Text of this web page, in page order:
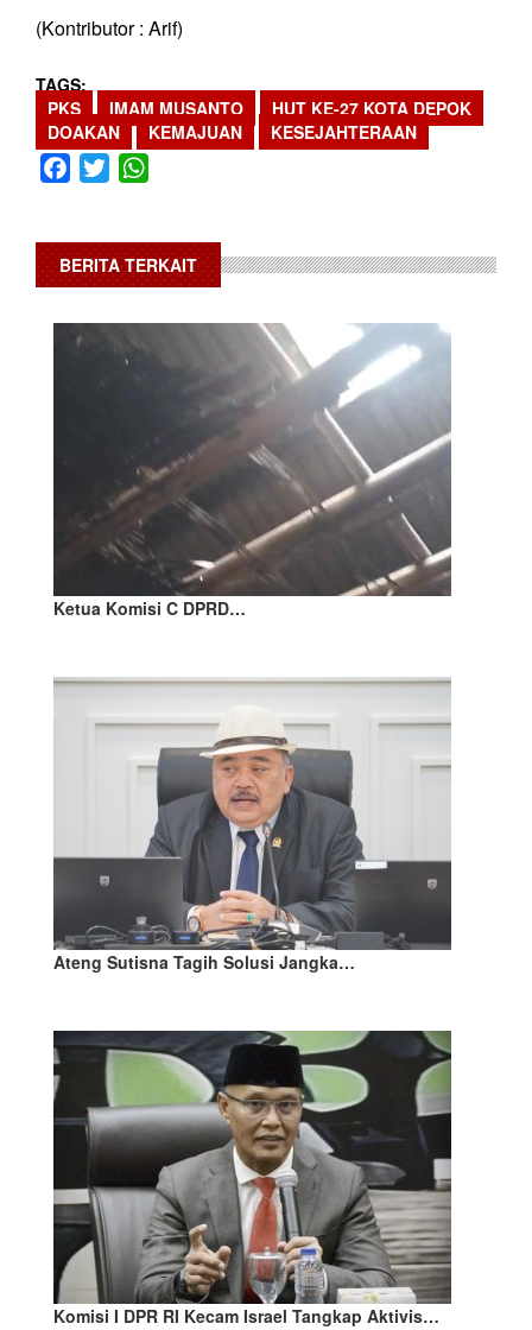
(Kontributor : Arif)
TAGS
PKS
IMAM MUSANTO
HUT KE-27 KOTA DEPOK
DOAKAN
KEMAJUAN KESEJAHTERAAN
Facebook
Twitter
BERITA TERKAIT
Ketua Komisi C DPRD…
Ateng Sutisna Tagih Solusi Jangka…
Komisi I DPR RI Kecam Israel Tangkap Aktivis…